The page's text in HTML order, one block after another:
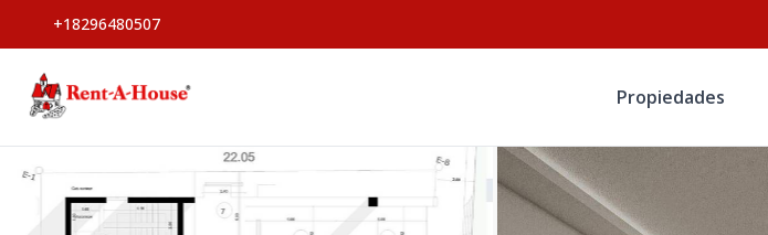
+18296480507
Propiedades